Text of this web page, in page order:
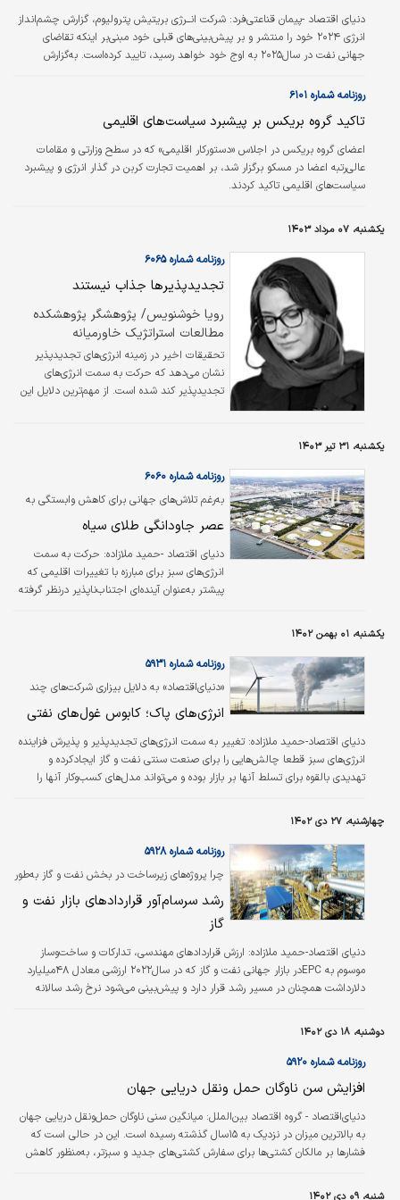
دنیای اقتصاد -پیمان قناعتی‌فرد: شرکت انــرژی ‌بریتیش ‌‌‌‌پترولیوم، گزارش چشم‌‌‌‌انداز
انرژی ۲۰۲۴ خود را منتشر و بر پیش‌بینی‌های قبلی خود مبنی‌بر اینکه تقاضای
جهانی نفت در سال‌۲۰۲۵ به اوج خود خواهد رسید، تایید کرده‌است. به‌گزارش
دارد.
روزنامه شماره ۶۱۰۱
تاکید گروه بریکس بر پیشبرد سیاست‌های اقلیمی
اعضای گروه بریکس در اجلاس «دستورکار اقلیمی» که در سطح وزارتی و مقامات
عالی‌رتبه اعضا در مسکو برگزار شد، بر اهمیت تجارت کربن در گذار انرژی و پیشبرد
سیاست‌های اقلیمی تاکید کردند.
یکشنبه، ۰۷ مرداد ۱۴۰۳
روزنامه شماره ۶۰۶۵
تجدید‏‏‌پذیر‏‏‌ها جذاب نیستند
رویا خوشنویس/ پژوهشگر پژوهشکده
مطالعات استراتژیک خاورمیانه
تحقیقات اخیر در زمینه‌‌ انرژی‌‌‌های تجدیدپذیر
نشان می‌دهد که حرکت به سمت انرژی‌‌‌های
تجدید‌پذیر کند شده است. از مهم‌ترین دلایل این
یکشنبه، ۳۱ تیر ۱۴۰۳
به‌رغم تلاش‌های جهانی برای کاهش وابستگی به
هیدروکربن‏‏‏‏‌ها‌ مصرف این منابع در سطح بالایی
باقی خواهد ماند
روزنامه شماره ۶۰۶۰
عصر جاودانگی طلای ‌سیاه
دنیای اقتصاد -حمید ملازاده: حرکت به سمت
انرژی‌های سبز برای مبارزه با تغییرات اقلیمی که
پیشتر به‌عنوان آینده‌ای اجتناب‌ناپذیر درنظر گرفته
مشکلاتی مواجه‌شده و تغییرات مدنظر با سرعت
موردانتظار پیش نمی‌رود. اولین علامت این تغییر،
کاهش فروش خودروهای الکتریکی (EV) است که
به‌عنوان نماد تحول در صنعت حمل‌ونقل و کاهش
وابستگی به سوخت‌های فسیلی شناخته می‌شود.
یکشنبه، ۰۱ بهمن ۱۴۰۲
«دنیای‌اقتصاد» به دلایل بیزاری شرکت‌های چند
ملیتی از انرژی‌های سبز پرداخت
روزنامه شماره ۵۹۳۱
انرژی‌های پاک؛ کابوس غول‌های نفتی
دنیای اقتصاد-حمید ملازاده: تغییر به سمت انرژی‌های تجدیدپذیر و پذیرش فزاینده
انرژی‌های سبز قطعا چالش‌هایی را برای صنعت سنتی نفت و گاز ایجاد‌کرده و
تهدیدی بالقوه برای تسلط آنها بر بازار بوده و می‌تواند مدل‌های کسب‌وکار آنها را
سودآوری شرکت‌های بزرگ نفتی که عمدتا سودمحور هستند تاثیری فاجعه‌بار دارد؛
چراکه این تغییر به‌معنای از دست‌دادن بالقوه سهم بازار است و تحقق آن کابوسی
خوفناک برای آنها خواهد بود.
چهارشنبه، ۲۷ دی ۱۴۰۲
چرا پروژه‌های زیرساخت در بخش نفت و گاز به‌طور
غیر‌قابل باوری درحال‌توسعه هستند؟
روزنامه شماره ۵۹۲۸
رشد سرسام‌آور قراردادهای بازار نفت و
گاز
دنیای اقتصاد-حمید ملازاده: ارزش قراردادهای مهندسی، تدارکات و ساخت‌وساز
موسوم به EPCدر بازار جهانی نفت و گاز که در سال‌۲۰۲۲ ارزشی معادل ۴۸‌میلیارد
دلارداشت همچنان در مسیر رشد قرار دارد و پیش‌بینی می‌شود نرخ رشد سالانه
رسید، جزء لاینفک اکتشاف، تولید و حمل‌ونقل منابع نفت و گاز بوده، نقشی ضروری
در شکل‌دادن به چشم‌انداز صنعت نفت و گاز ایفا کرده و در زمینه‌های متنوعی از…
دوشنبه، ۱۸ دی ۱۴۰۲
روزنامه شماره ۵۹۲۰
افزایش سن ناوگان حمل ‌ونقل دریایی جهان
دنیای‌اقتصاد - گروه اقتصاد بین‌الملل: میانگین سنی ناوگان حمل‌‌‌ونقل دریایی جهان
به بالاترین میزان در نزدیک به ۱۵سال گذشته رسیده است. این در حالی است که
فشارها بر مالکان کشتی‌‌‌ها برای سفارش کشتی‌‌‌های جدید و سبزتر، به‌منظور کاهش
واسطه‌‌‌هایی که به مالکان در زمینه ساخت‌وساز کشتی مشاوره می‌دهند، می‌‌‌گویند که